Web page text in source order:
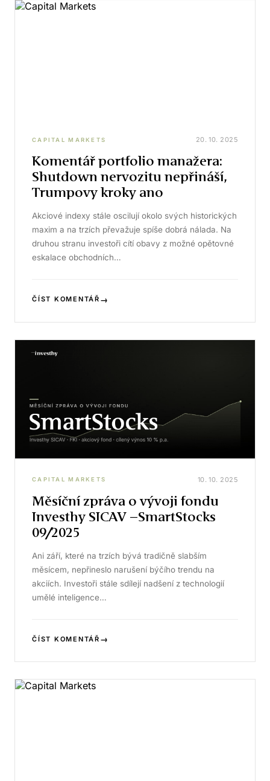
CAPITAL MARKETS 20. 10. 2025
Komentář portfolio manažera:
Shutdown nervozitu nepřináší,
Trumpovy kroky ano
Akciové indexy stále oscilují okolo svých historických
maxim a na trzích převažuje spíše dobrá nálada. Na
druhou stranu investoři cítí obavy z možné opětovné
eskalace obchodních…
ČÍST KOMENTÁŘ →
CAPITAL MARKETS 10. 10. 2025
Měsíční zpráva o vývoji fondu
Investhy SICAV –SmartStocks
09/2025
Ani září, které na trzích bývá tradičně slabším
měsícem, nepřineslo narušení býčího trendu na
akciích. Investoři stále sdílejí nadšení z technologií
umělé inteligence…
ČÍST KOMENTÁŘ →